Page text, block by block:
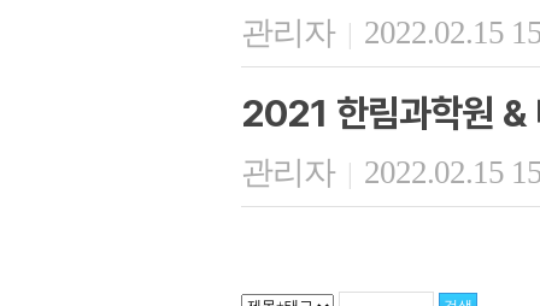
관리자 | 2022.02.15
2021 한림과학원 &
관리자 | 2022.02.15